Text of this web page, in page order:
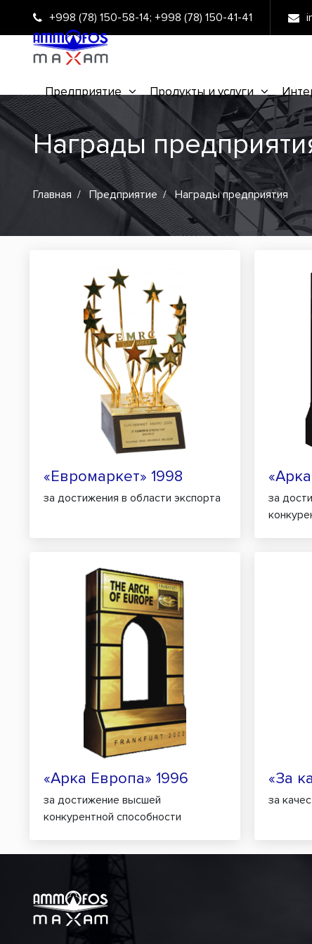
+998 (78) 150-58-14; +998 (78) 150-41-41
Предприятие Продукты и услуги
Награды
Главная Предприятие Награды предприятия
«Евромаркет» 1998
за достижения в области экспорта
за
«Арка Европа» 1996
за достижение высшей
конкурентной способности
«За
за